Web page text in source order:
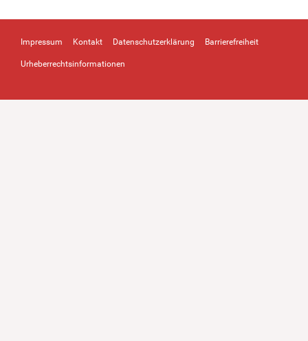
Impressum Kontakt Datenschutzerklärung Barrierefreiheit
Urheberrechtsinformationen